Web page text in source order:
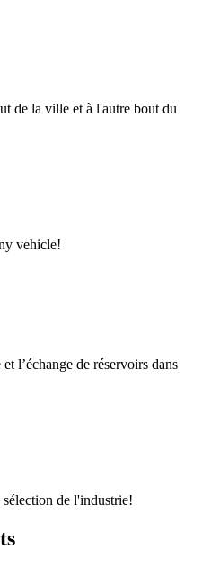
de la ville et à l'autre bout du
vehicle!
l’échange de réservoirs dans
de l'industrie!